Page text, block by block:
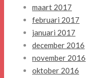
maart 2017
februari 2017
januari 2017
december 2016
november 2016
oktober 2016